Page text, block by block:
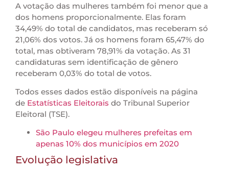
A votação das mulheres também foi menor que a
dos homens proporcionalmente. Elas foram
34,49% do total de candidatos, mas receberam só
21,06% dos votos. Já os homens foram 65,47% do
total, mas obtiveram 78,91% da votação. As 31
candidaturas sem identificação de gênero
receberam 0,03% do total de votos.
Todos esses dados estão disponíveis na página
de Estatísticas Eleitorais do Tribunal Superior
Eleitoral (TSE).
São Paulo elegeu mulheres prefeitas em
apenas 10% dos municípios em 2020
Evolução legislativa